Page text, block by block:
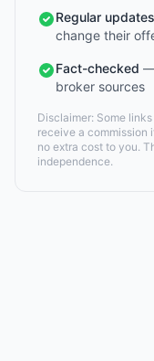
Regular updates
change their
Fact-checked —
broker sources
Disclaimer: Some
receive a commission
no extra cost to you.
independence.